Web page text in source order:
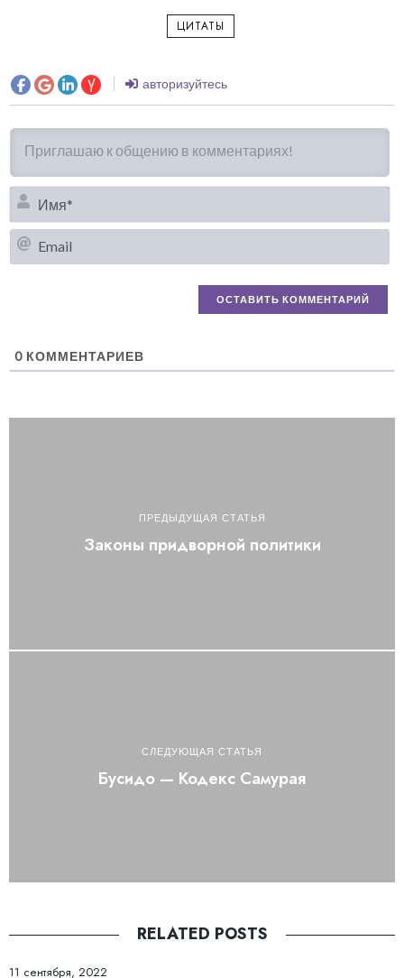
ЦИТАТЫ
авторизуйтесь
0 КОММЕНТАРИЕВ
ПРЕДЫДУЩАЯ СТАТЬЯ
Законы придворной политики
СЛЕДУЮЩАЯ СТАТЬЯ
Бусидо — Кодекс Самурая
RELATED POSTS
11 сентября, 2022